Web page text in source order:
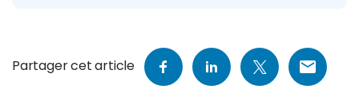
Partager cet article